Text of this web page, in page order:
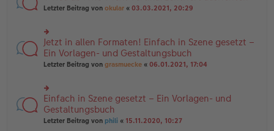
ei
tr
g
el
es
n
er
B
ei
tr
g
rs
u
n
g
el
n
er
B
ei
Letzter Beitrag von okular « 03.03.2021, 20:29
rs
te
r
u
g
el
es
e
n
Jetzt in allen Formaten! Einfach in Szene gesetzt –
Ein Vorlagen- und Gestaltungsbuch
Letzter Beitrag von grasmuecke « 06.01.2021, 17:04
rs
te
r
u
Einfach in Szene gesetzt – Ein Vorlagen- und
Gestaltungsbuch
Letzter Beitrag von phili « 15.11.2020, 10:27